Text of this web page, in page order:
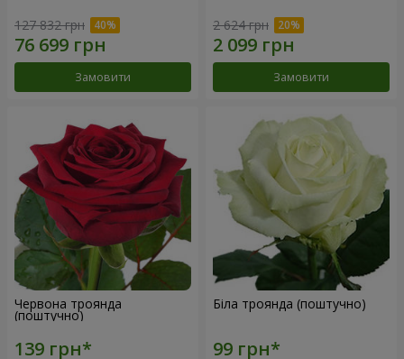
127 832 грн
Замовити
2 624 грн
Замовити
Червона троянда
(поштучно)
Біла троянда (поштучно)